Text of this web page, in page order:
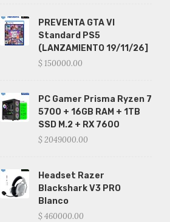
PREVENTA GTA VI
Standard PS5
(LANZAMIENTO 19/11/26]
$ 150000.00
PC Gamer Prisma Ryzen 7
5700 + 16GB RAM + 1TB
SSD M.2 + RX 7600
$ 2049000.00
Headset Razer
Blackshark V3 PRO
Blanco
$ 460000.00